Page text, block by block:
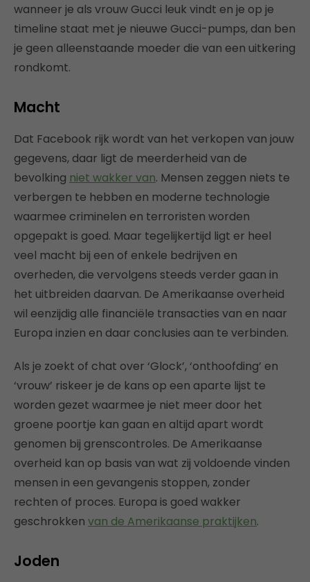
wanneer je als vrouw Gucci leuk vindt en je op je
timeline staat met je nieuwe Gucci-pumps, dan ben
je geen alleenstaande moeder die van een uitkering
rondkomt.
Macht
Dat Facebook rijk wordt van het verkopen van jouw
gegevens, daar ligt de meerderheid van de
bevolking niet wakker van. Mensen zeggen niets te
verbergen te hebben en moderne technologie
waarmee criminelen en terroristen worden
opgepakt is goed. Maar tegelijkertijd ligt er heel
veel macht bij een of enkele bedrijven en
overheden, die vervolgens steeds verder gaan in
het uitbreiden daarvan. De Amerikaanse overheid
wil eenzijdig alle financiële transacties van en naar
Europa inzien en daar conclusies aan te verbinden.
Als je zoekt of chat over ‘Glock’, ‘onthoofding’ en
‘vrouw’ riskeer je de kans op een aparte lijst te
worden gezet waarmee je niet meer door het
groene poortje kan gaan en altijd apart wordt
genomen bij grenscontroles. De Amerikaanse
overheid kan op basis van wat zij voldoende vinden
mensen in een gevangenis stoppen, zonder
rechten of proces. Europa is goed wakker
geschrokken van de Amerikaanse praktijken.
Joden